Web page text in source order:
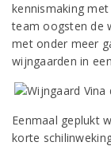
kennismaking met
team oogsten de
met onder meer
wijngaarden in
Eenmaal geplukt
korte